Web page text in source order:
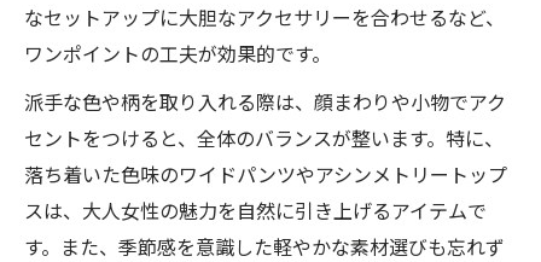
なセットアップに大胆なアクセサリーを合わせるなど、
ワンポイントの工夫が効果的です。
派手な色や柄を取り入れる際は、顔まわりや小物でアク
セントをつけると、全体のバランスが整います。特に、
落ち着いた色味のワイドパンツやアシンメトリートップ
スは、大人女性の魅力を自然に引き上げるアイテムで
す。また、季節感を意識した軽やかな素材選びも忘れず